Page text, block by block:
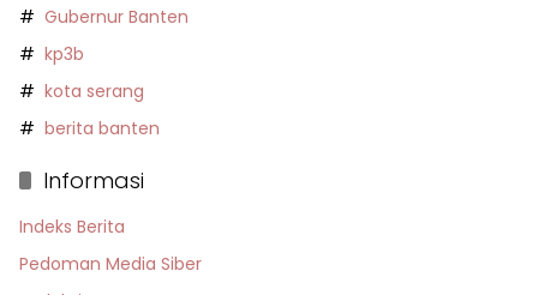
Gubernur Banten
kp3b
kota serang
berita banten
Informasi
Indeks Berita
Pedoman Media Siber